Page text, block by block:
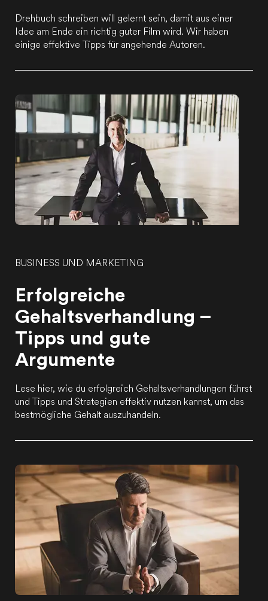
Drehbuch schreiben will gelernt sein, damit aus einer
Idee am Ende ein richtig guter Film wird. Wir haben
einige effektive Tipps für angehende Autoren.
BUSINESS UND MARKETING
Erfolgreiche
Gehaltsverhandlung –
Tipps und gute
Argumente
Lese hier, wie du erfolgreich Gehaltsverhandlungen führst
und Tipps und Strategien effektiv nutzen kannst, um das
bestmögliche Gehalt auszuhandeln.